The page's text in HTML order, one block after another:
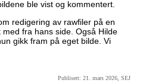
ble vist og kommentert.
redigering av rawfiler på en
fra hans side. Også Hilde
gikk fram på eget bilde. Vi
Publisert: 21. mars 2026, SEJ